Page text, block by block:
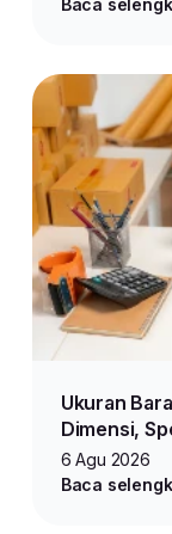
Baca
Ukuran
Dimensi,
Produk
6 Agu 2026
Baca